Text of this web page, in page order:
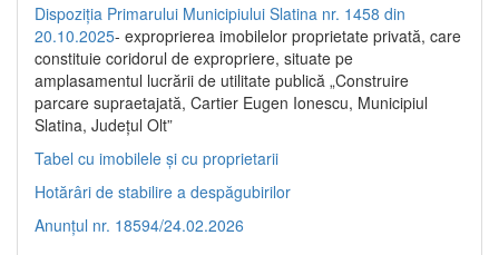
Dispoziția Primarului Municipiului Slatina nr. 1458 din
20.10.2025- exproprierea imobilelor proprietate privată, care
constituie coridorul de expropriere, situate pe
amplasamentul lucrării de utilitate publică „Construire
parcare supraetajată, Cartier Eugen Ionescu, Municipiul
Slatina, Județul Olt”
Tabel cu imobilele și cu proprietarii
Hotărâri de stabilire a despăgubirilor
Anunțul nr. 18594/24.02.2026